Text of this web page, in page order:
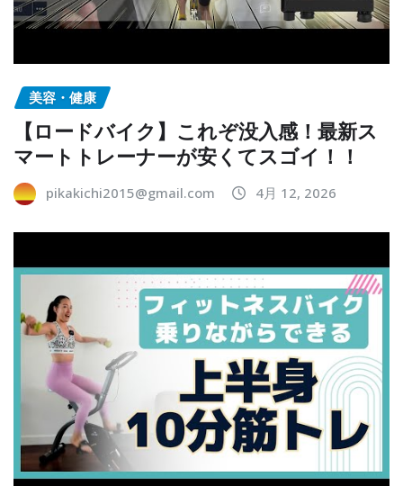
美容・健康
【ロードバイク】これぞ没入感！最新ス
マートトレーナーが安くてスゴイ！！
pikakichi2015@gmail.com 4月 12, 2026